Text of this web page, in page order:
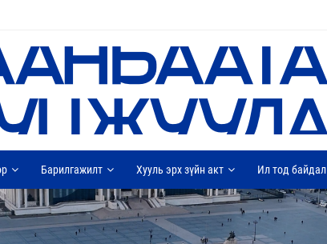
Барилгажилт Хууль эрх зүйн акт Ил тод байдал